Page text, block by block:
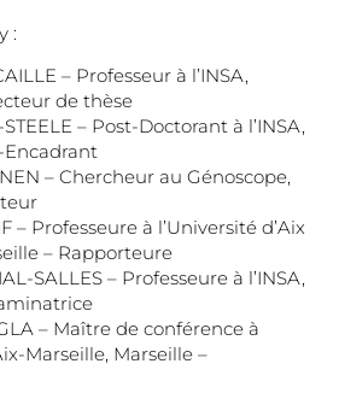
:
– Professeur à l’INSA,
de thèse
– Post-Doctorant à l’INSA,
Encadrant
– Chercheur au Génoscope,
– Professeure à l’Université d’Aix
– Rapporteure
SALLES – Professeure à l’INSA,
– Maître de conférence à
Marseille, Marseille –